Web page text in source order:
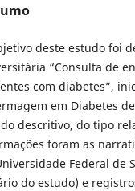
deste estudo foi
“Consulta de
com diabetes”,
em Diabetes
descritivo, do tipo
foram as
Federal de
do estudo) e